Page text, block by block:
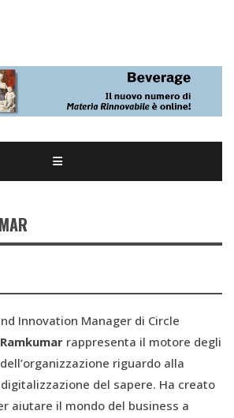
Innovation Manager di Circle
rappresenta il motore degli
riguardo alla
del sapere. Ha creato
aiutare il mondo del business a